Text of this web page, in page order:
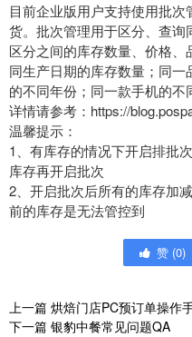
目前企业版用户支持使用批
货。批次管理用于区分、查询
区分之间的库存数量、价格
同生产日期的库存数量；同
的不同年份；同一款手机的不
详情请参考：https://
温馨提示：
1、有库存的情况下开启排批
库存再开启批次
2、开启批次后所有的库存加
前的库存是无法管控到
赞 (0)
上一篇 烘焙门店PC预订单操作
下一篇 银豹中餐常见问题QA